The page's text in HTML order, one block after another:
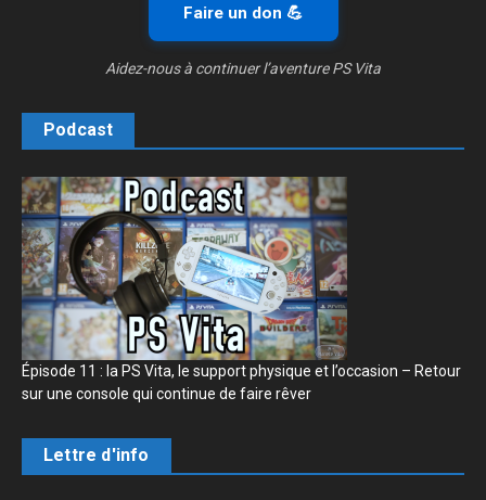
Faire un don 💪
Aidez-nous à continuer l’aventure PS Vita
Podcast
Épisode 11 : la PS Vita, le support physique et l’occasion – Retour
sur une console qui continue de faire rêver
Lettre d'info